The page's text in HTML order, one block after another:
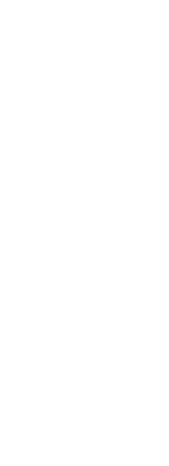
ではありません。
品に未対応品が
年1月12日よ